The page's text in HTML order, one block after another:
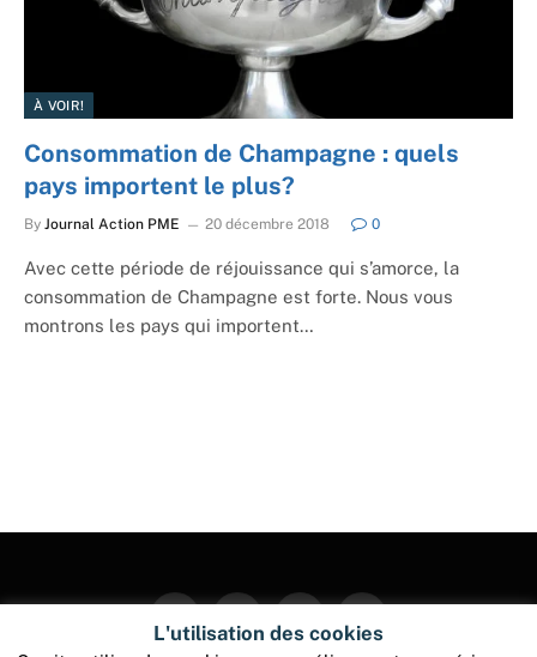
À VOIR!
Consommation de Champagne : quels
pays importent le plus?
By Journal Action PME 20 décembre 2018 0
Avec cette période de réjouissance qui s’amorce, la
consommation de Champagne est forte. Nous vous
montrons les pays qui importent…
FacebookTwitter InstagramPinterest
L'utilisation des cookies